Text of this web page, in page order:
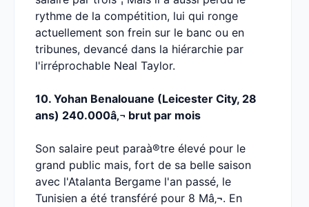
rythme de la compétition, lui qui ronge
actuellement son frein sur le banc ou en
tribunes, devancé dans la hiérarchie par
l'irréprochable Neal Taylor.
10. Yohan Benalouane (Leicester City, 28
ans) 240.000â‚¬ brut par mois
Son salaire peut paraà®tre élevé pour le
grand public mais, fort de sa belle saison
avec l'Atalanta Bergame l'an passé, le
Tunisien a été transféré pour 8 Mâ‚¬. En